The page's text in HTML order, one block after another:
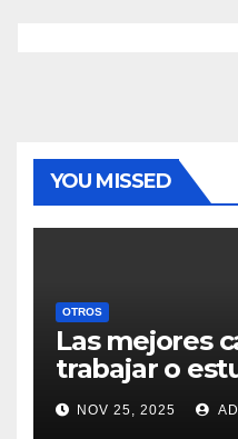
YOU MISSED
OTROS
Las mejores
trabajar o
centro de Vigo
NOV 25, 2025